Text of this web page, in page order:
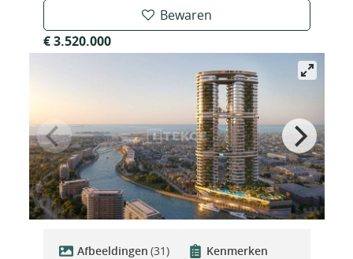
Bewaren
€ 3.520.000
Afbeeldingen (31)
Kenmerken